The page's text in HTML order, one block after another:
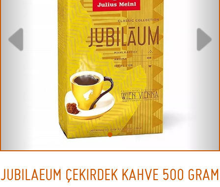
JUBILAEUM ÇEKIRDEK KAHVE 500 GRAM